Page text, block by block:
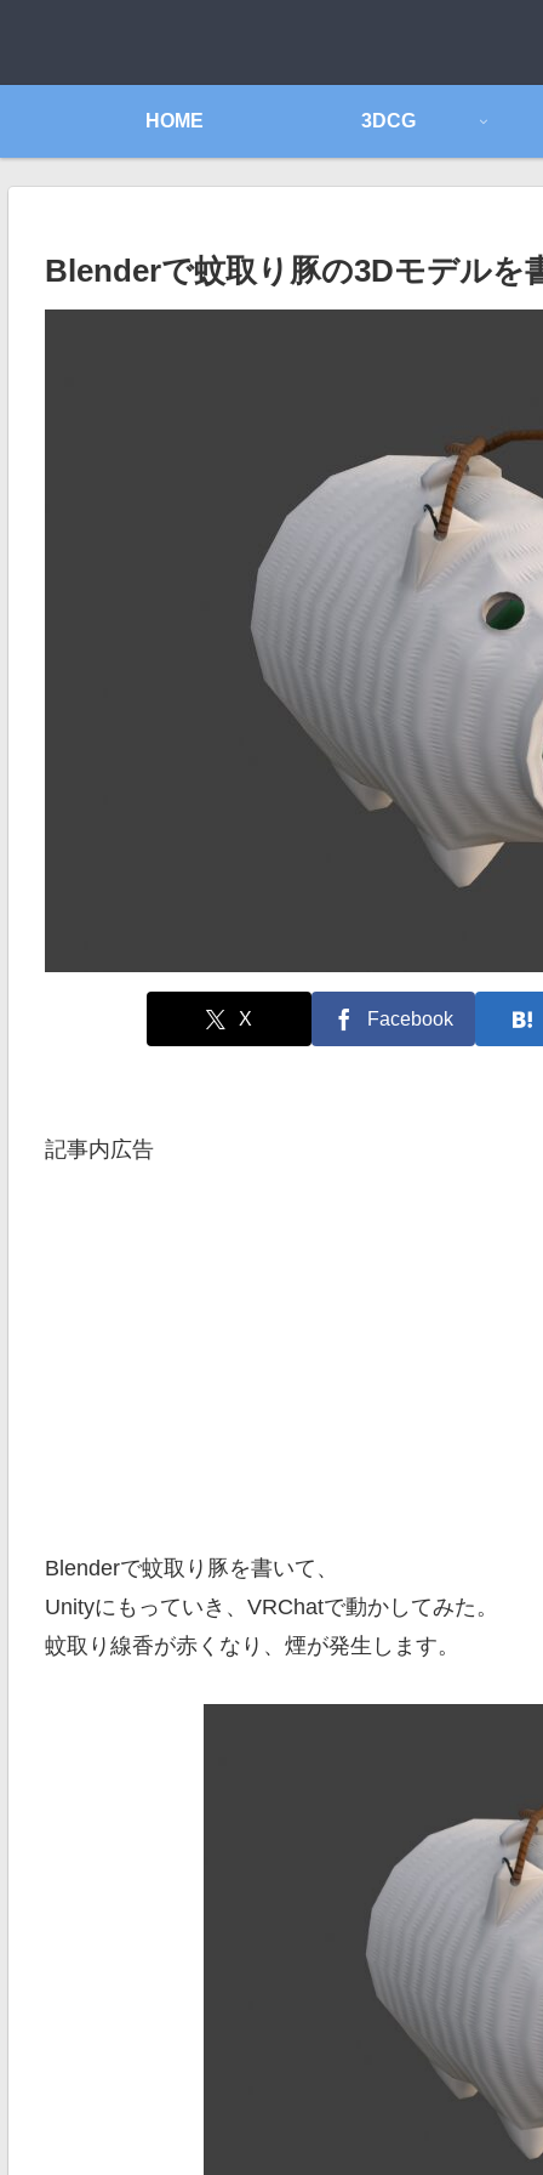
HOME 3DCG
Blenderで蚊取り豚の3Dモデルを
X Facebook
記事内広告
Blenderで蚊取り豚を書いて、
Unityにもっていき、VRChatで動かしてみた。
蚊取り線香が赤くなり、煙が発生します。